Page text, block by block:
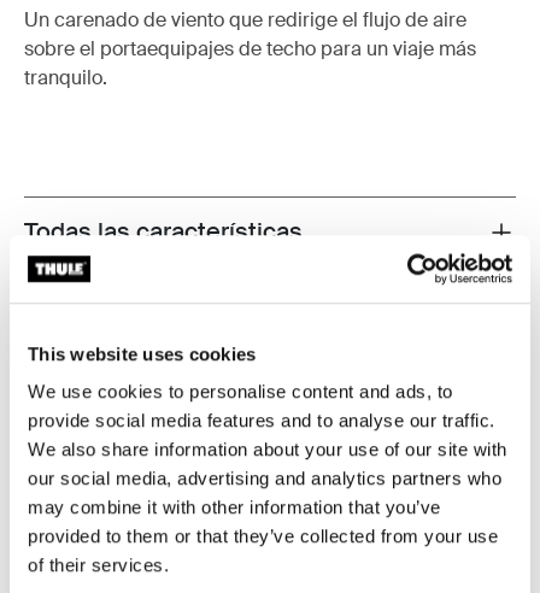
This website uses cookies
We use cookies to personalise content and ads, to
provide social media features and to analyse our traffic.
We also share information about your use of our site with
our social media, advertising and analytics partners who
may combine it with other information that you’ve
provided to them or that they’ve collected from your use
of their services.
Un carenado de viento que redirige el flujo de aire
sobre el portaequipajes de techo para un viaje más
tranquilo.
Toggle features
Todas las características
Toggle techspec
Especificaciones técnicas
Toggle guides and instructions
Instrucciones
Probados al límite
En el Thule Test Center™ ubicado en Hillerstorp,
Suecia, los productos son sometidos a pruebas
extremas. Nuestros sistemas de portaequipajes están